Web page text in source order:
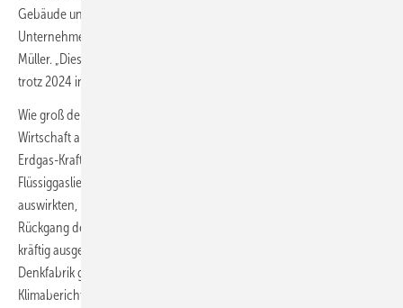
Gebäude und Verkehr ist die Verunsicherung bei Haushalten und
Unternehmen“, interpretiert dies Agora-Energiewende-Direktor Simon
Müller. „Diese führte zu einer allgemeinen Investitionszurückhaltung –
trotz 2024 insgesamt rückläufiger Stromkosten“.
Wie groß der CO2-Ausstoß auch bei einer geringfügig wachsenden
Wirtschaft ausgefallen wäre oder inwiefern die zunehmend wichtigen
Erdgas-Kraftwerke auf Basis hoher Emissionen verursachender
Flüssiggaslieferungen und Fracking-Förderung sich negativ fürs Klima
auswirkten, ist in der Bilanz nicht verrechnet. Tatsächlich ist der
Rückgang der konventionellen Stromerzeugung um 11 Prozent sehr
kräftig ausgefallen. Zugleich jedoch sieht die von der Berliner
Denkfabrik genutzte Treibhausgasbilanzierung gemäß der nationalen
Klimaberichterstattung eine Verrechnung nach dem sogenannten